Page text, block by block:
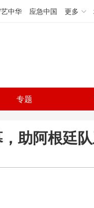
中华 应急中国 更多
专题
助阿根廷